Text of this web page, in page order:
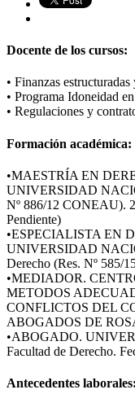
Docente de los cursos:
• Finanzas
• Programa Idoneidad
• Regulaciones y
Formación académica:
•MAESTRÍA EN
UNIVERSIDAD
Nº 886/12 CONEAU).
Pendiente)
•ESPECIALISTA EN
UNIVERSIDAD
Derecho (Res. Nº 585/
•MEDIADOR.
METODOS
CONFLICTOS DEL
ABOGADOS DE
•ABOGADO.
Facultad de Derecho.
Antecedentes laborales: